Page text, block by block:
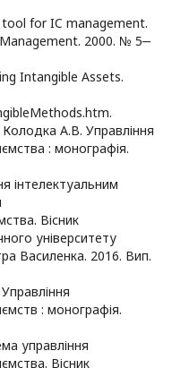
tool for IC management.
2000. № 5‒
Intangible Assets.
А.В. Управління
: монографія.
інтелектуальним
Вісник
університету
Василенка. 2016. Вип.
: монографія.
управління
Вісник